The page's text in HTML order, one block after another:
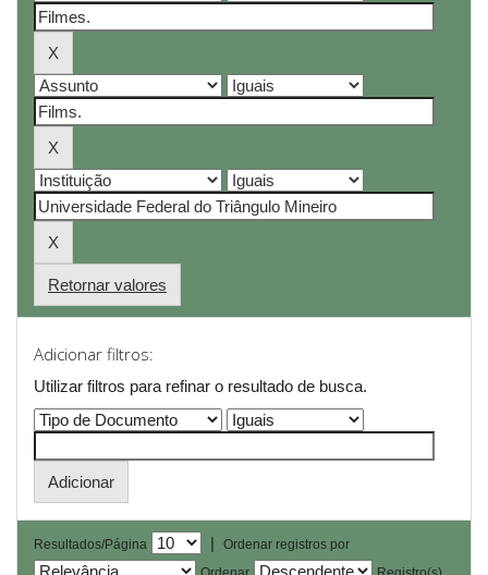
Retornar valores
Adicionar filtros:
Utilizar filtros para refinar o resultado de busca.
Resultados/Página |
Ordenar registros por